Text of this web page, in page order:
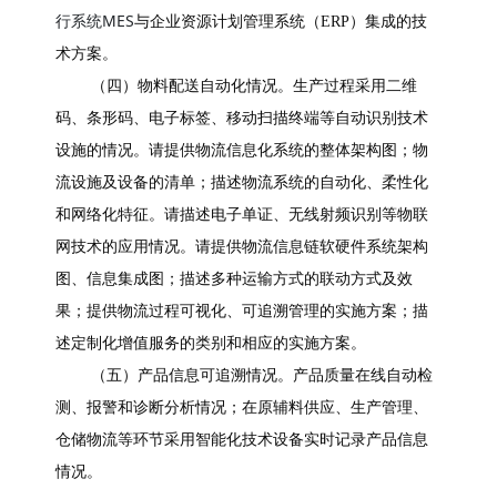
行系统MES与企业资源计划管理系统（ERP）集成的技
术方案。
（四）物料配送自动化情况。生产过程采用二维
码、条形码、电子标签、移动扫描终端等自动识别技术
设施的情况。请提供物流信息化系统的整体架构图；物
流设施及设备的清单；描述物流系统的自动化、柔性化
和网络化特征。请描述电子单证、无线射频识别等物联
网技术的应用情况。请提供物流信息链软硬件系统架构
图、信息集成图；描述多种运输方式的联动方式及效
果；提供物流过程可视化、可追溯管理的实施方案；描
述定制化增值服务的类别和相应的实施方案。
（五）产品信息可追溯情况。产品质量在线自动检
测、报警和诊断分析情况；在原辅料供应、生产管理、
仓储物流等环节采用智能化技术设备实时记录产品信息
情况。